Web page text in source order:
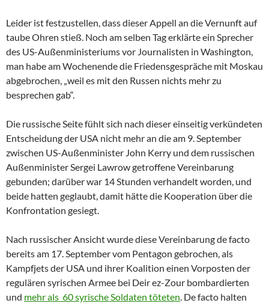
Leider ist festzustellen, dass dieser Appell an die Vernunft auf
taube Ohren stieß. Noch am selben Tag erklärte ein Sprecher
des US-Außenministeriums vor Journalisten in Washington,
man habe am Wochenende die Friedensgespräche mit Moskau
abgebrochen, „weil es mit den Russen nichts mehr zu
besprechen gab“.
Die russische Seite fühlt sich nach dieser einseitig verkündeten
Entscheidung der USA nicht mehr an die am 9. September
zwischen US-Außenminister John Kerry und dem russischen
Außenminister Sergei Lawrow getroffene Vereinbarung
gebunden; darüber war 14 Stunden verhandelt worden, und
beide hatten geglaubt, damit hätte die Kooperation über die
Konfrontation gesiegt.
Nach russischer Ansicht wurde diese Vereinbarung de facto
bereits am 17. September vom Pentagon gebrochen, als
Kampfjets der USA und ihrer Koalition einen Vorposten der
regulären syrischen Armee bei Deir ez-Zour bombardierten
und mehr als 60 syrische Soldaten töteten. De facto halten